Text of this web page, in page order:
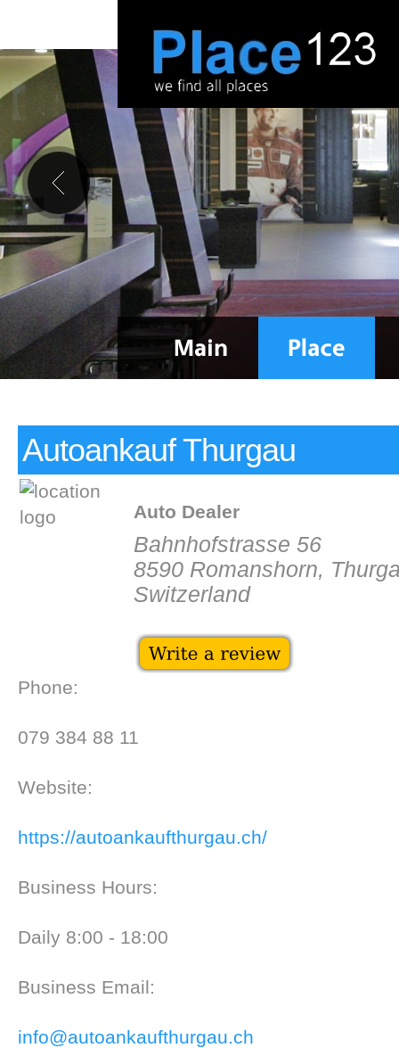
Autoankauf Thurgau
Auto Dealer
Bahnhofstrasse 56
8590 Romanshorn,
Switzerland
Phone:
079 384 88 11
Website:
https://autoankaufthurgau.ch/
Business Hours:
Daily 8:00 - 18:00
Business Email:
info@autoankaufthurgau.ch